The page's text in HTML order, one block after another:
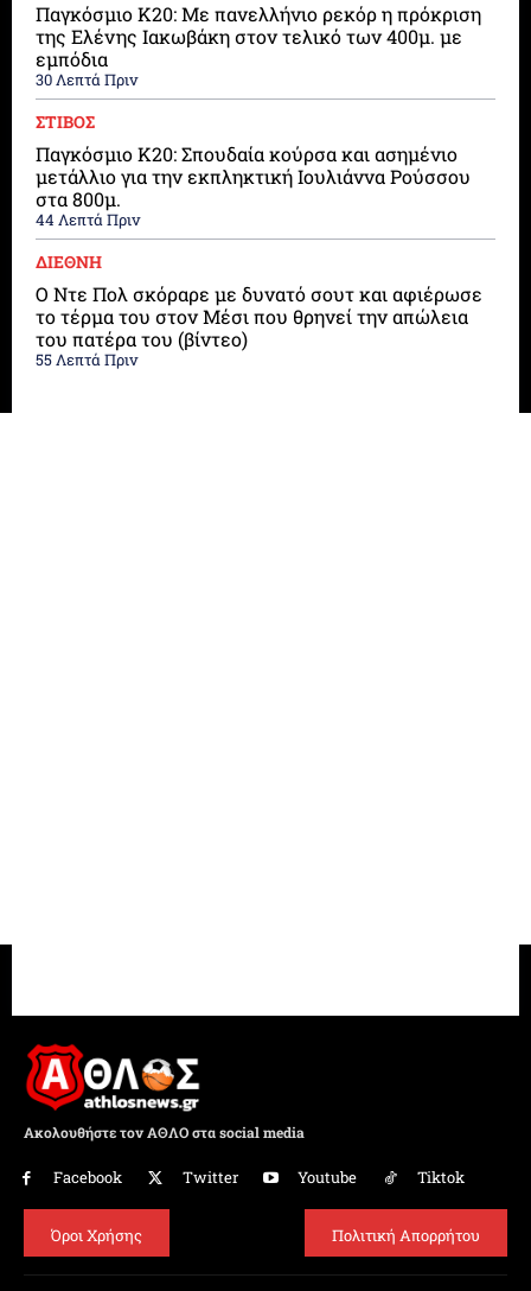
Παγκόσμιο Κ20: Με πανελλήνιο ρεκόρ η πρόκριση
της Ελένης Ιακωβάκη στον τελικό των 400μ. με
εμπόδια
30 Λεπτά Πριν
ΣΤΙΒΟΣ
Παγκόσμιο Κ20: Σπουδαία κούρσα και ασημένιο
μετάλλιο για την εκπληκτική Ιουλιάννα Ρούσσου
στα 800μ.
44 Λεπτά Πριν
ΔΙΕΘΝΗ
Ο Ντε Πολ σκόραρε με δυνατό σουτ και αφιέρωσε
το τέρμα του στον Μέσι που θρηνεί την απώλεια
του πατέρα του (βίντεο)
55 Λεπτά Πριν
Ακολουθήστε τον ΑΘΛΟ στα social media
Facebook Twitter Youtube Tiktok
Όροι Χρήσης Πολιτική Απορρήτου